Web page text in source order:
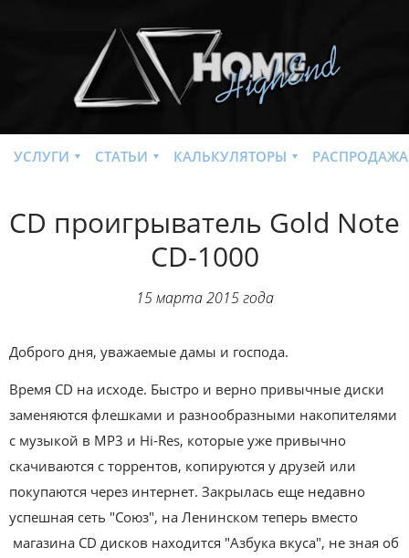
УСЛУГИ СТАТЬИ КАЛЬКУЛЯТОРЫ РАСПРОДАЖА
CD проигрыватель Gold Note
CD-1000
15 марта 2015 года
Доброго дня, уважаемые дамы и господа.
Время CD на исходе. Быстро и верно привычные диски
заменяются флешками и разнообразными накопителями
с музыкой в MP3 и Hi-Res, которые уже привычно
скачиваются с торрентов, копируются у друзей или
покупаются через интернет. Закрылась еще недавно
успешная сеть "Союз", на Ленинском теперь вместо
магазина CD дисков находится "Азбука вкуса", не зная об